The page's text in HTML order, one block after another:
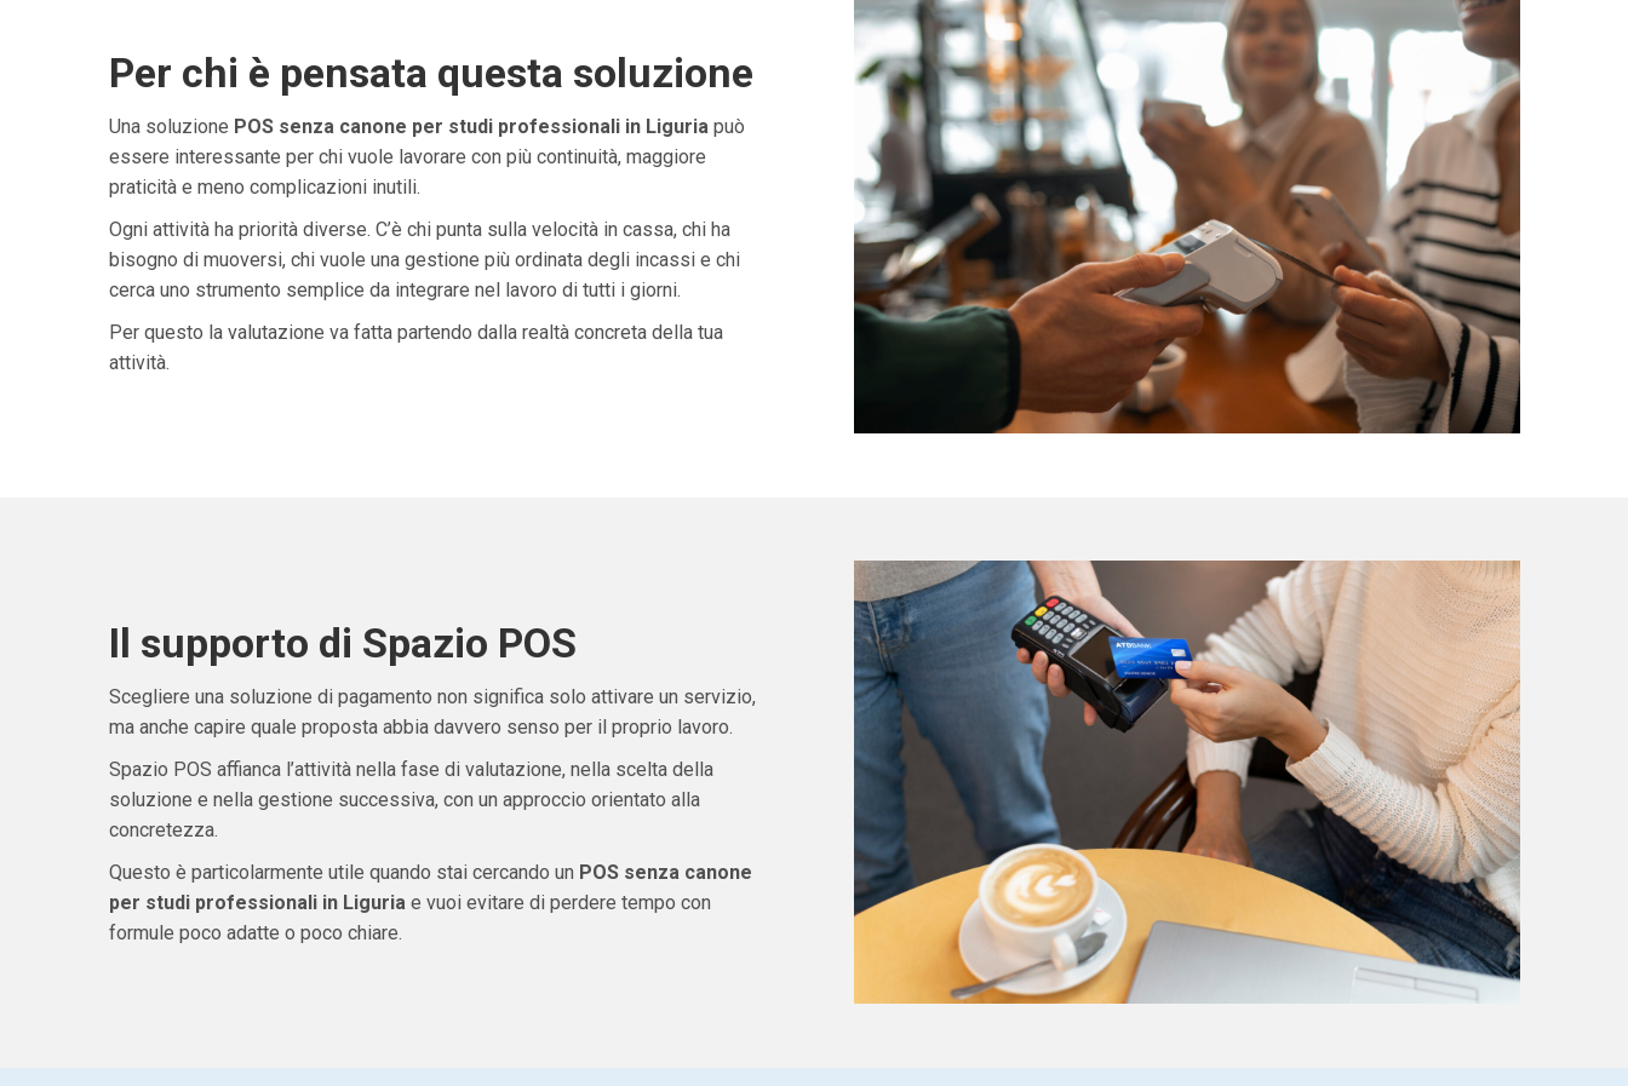
Per chi è pensata questa soluzione
Una soluzione POS senza canone per studi professionali in Liguriapuò
essere interessante per chi vuole lavorare con più continuità, maggiore
praticità e meno complicazioni inutili.
Ogni attività ha priorità diverse. C’è chi punta sulla velocità in cassa, chi ha
bisogno di muoversi, chi vuole una gestione più ordinata degli incassi e chi
cerca uno strumento semplice da integrare nel lavoro di tutti i giorni.
Per questo la valutazione va fatta partendo dalla realtà concreta della tua
attività.
Il supporto di Spazio POS
Scegliere una soluzione di pagamento non significa solo attivare un servizio,
ma anche capire quale proposta abbia davvero senso per il proprio lavoro.
Spazio POS affianca l’attività nella fase di valutazione, nella scelta della
soluzione e nella gestione successiva, con un approccio orientato alla
concretezza.
Questo è particolarmente utile quando stai cercando un POS senza canone
per studi professionali in Liguriae vuoi evitare di perdere tempo con
formule poco adatte o poco chiare.